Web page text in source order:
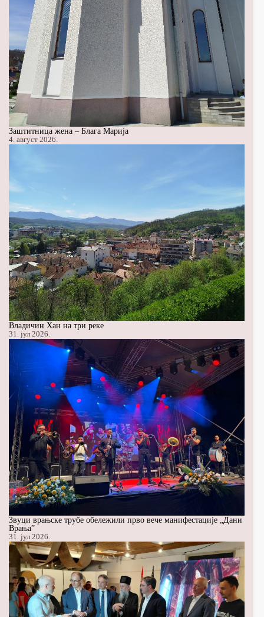
Заштитница жена – Блага Марија
4. август 2026.
Владичин Хан на три реке
31. јул 2026.
Звуци врањске трубе обележили прво вече манифестације „Дани
Врања”
31. јул 2026.